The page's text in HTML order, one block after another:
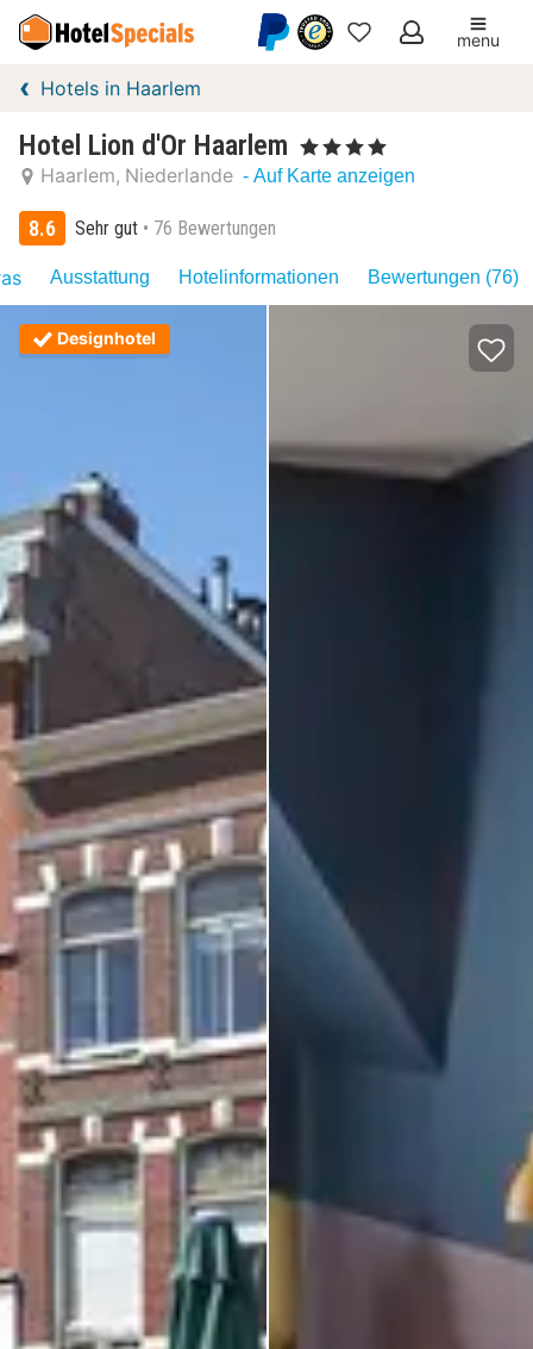
Meine
menu
Hotels in Haarlem
Hotel Lion d'Or Haarlem , 4 Sterne
Haarlem Niederlande - Auf Karte anzeigen
8.6 Sehr gut 76 Bewertungen
Ausstattung Hotelinformationen Bewertungen (76)
Designhotel